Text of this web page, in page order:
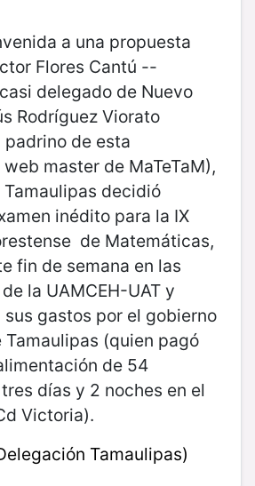
a una propuesta
Flores Cantú --
delegado de Nuevo
Rodríguez Viorato
de esta
master de MaTeTaM),
decidió
inédito para la IX
de Matemáticas,
fin de semana en las
la UAMCEH-UAT y
gastos por el gobierno
Tamaulipas (quien pagó
de 54
días y 2 noches en el
Victoria).
Tamaulipas)